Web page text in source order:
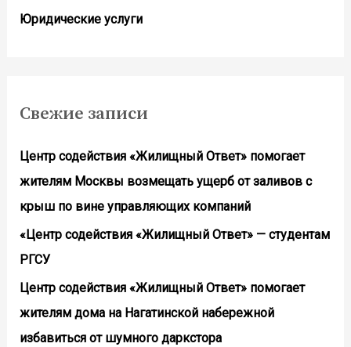
Юридические услуги
Свежие записи
Центр содействия «Жилищный Ответ» помогает
жителям Москвы возмещать ущерб от заливов с
крыш по вине управляющих компаний
«Центр содействия «Жилищный Ответ» — студентам
РГСУ
Центр содействия «Жилищный Ответ» помогает
жителям дома на Нагатинской набережной
избавиться от шумного даркстора